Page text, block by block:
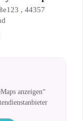
, 44357
anzeigen“